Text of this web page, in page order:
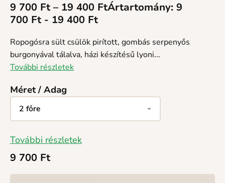
9 700 Ft – 19 400 FtÁrtartomány: 9
700 Ft - 19 400 Ft
Ropogósra sült csülök pirított, gombás serpenyős
burgonyával tálalva, házi készítésű lyoni...
További részletek
Méret / Adag
További részletek
9 700 Ft